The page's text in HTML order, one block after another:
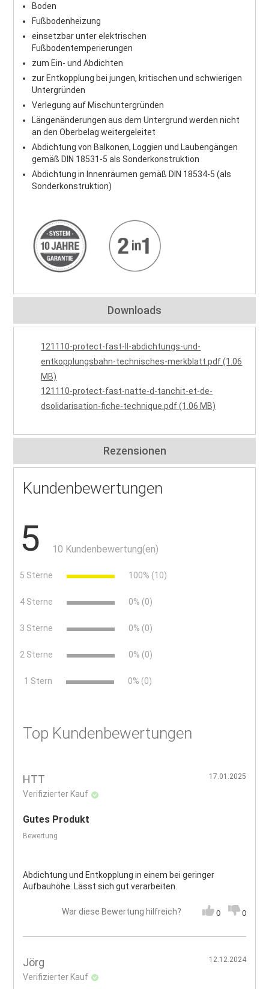
Boden
Fußbodenheizung
einsetzbar unter elektrischen
Fußbodentemperierungen
zum Ein- und Abdichten
zur Entkopplung bei jungen, kritischen und schwierigen
Untergründen
Verlegung auf Mischuntergründen
Längenänderungen aus dem Untergrund werden nicht
an den Oberbelag weitergeleitet
Abdichtung von Balkonen, Loggien und Laubengängen
gemäß DIN 18531-5 als Sonderkonstruktion
Abdichtung in Innenräumen gemäß DIN 18534-5 (als
Sonderkonstruktion)
Downloads
121110-protect-fast-ll-abdichtungs-und-
entkopplungsbahn-technisches-merkblatt.pdf (1.06
MB)
121110-protect-fast-natte-d-tanchit-et-de-
dsolidarisation-fiche-technique.pdf (1.06 MB)
Rezensionen
Kundenbewertungen
5 10 Kundenbewertung(en)
5 Sterne 100% (10)
4 Sterne 0% (0)
3 Sterne 0% (0)
2 Sterne 0% (0)
1 Stern 0% (0)
Top Kundenbewertungen
HTT
Verifizierter Kauf
17.01.2025
Gutes Produkt
Bewertung
Abdichtung und Entkopplung in einem bei geringer
Aufbauhöhe. Lässt sich gut verarbeiten.
War diese Bewertung hilfreich? 0 0
Jörg
Verifizierter Kauf
12.12.2024